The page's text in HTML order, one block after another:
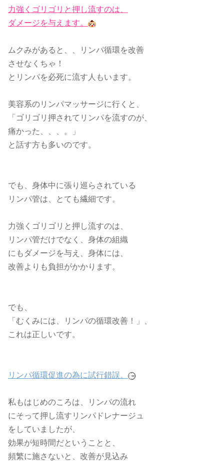
力強くゴリゴリと押し流すのは、
ダメージを与えます。
ムクみがあると、、リンパ循環を改善
させなくちゃ！
とリンパを必死に流す人もいます。
美容系のリンパマッサージに行くと、
「ゴリゴリ押されてリンパを流すのが、
痛かった、、、。」
と話す方も多いのです。
でも、身体中に張り巡らされている
リンパ管は、とても繊細です。
力強くゴリゴリと押し流すのは、
リンパ管だけでなく、身体の組織
にもダメージを与え、身体には、
改善よりも負担がかかります。
でも、
「むくみには、リンパの循環改善！」、
これは正しいです。
リンパ循環促進の為に試行錯誤。
私もはじめのころは、リンパの流れ
にそって押し流すリンパドレナージュ
をしていましたが、
効果が短時間だということと、
頻繁に施さないと、改善が見込み